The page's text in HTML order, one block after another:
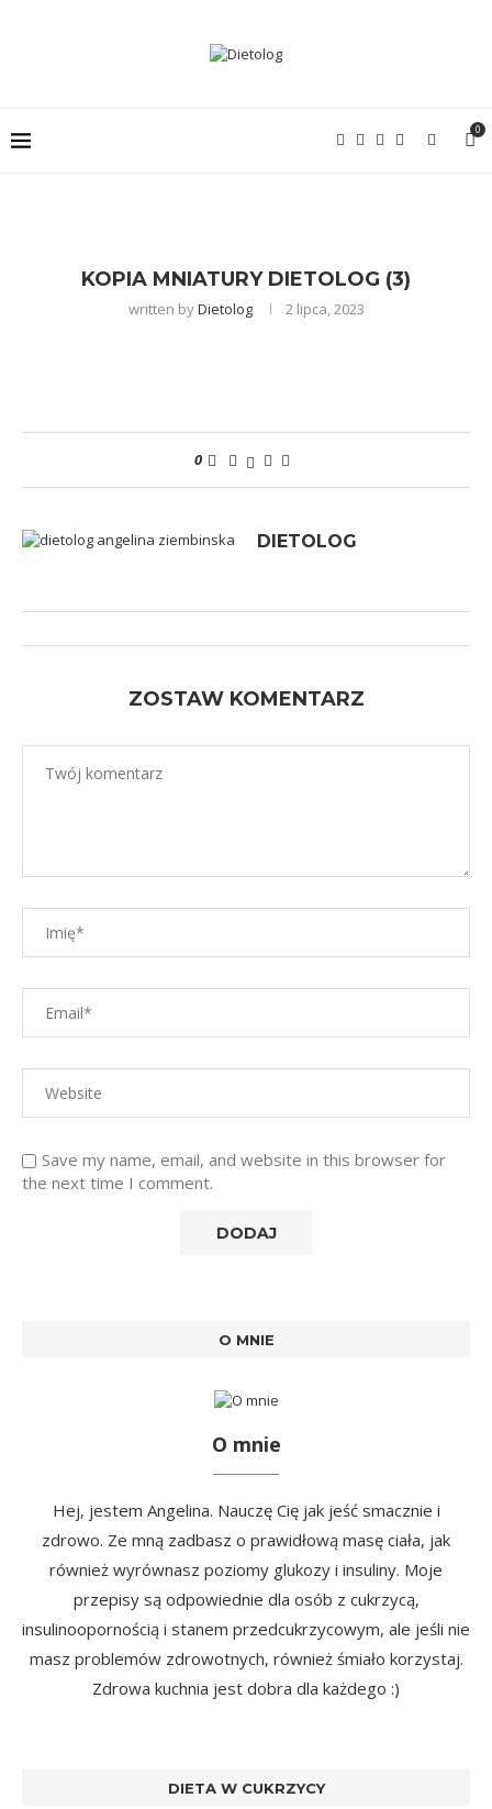
0
KOPIA MNIATURY DIETOLOG (3)
written byDietolog 2 lipca, 2023
0
DIETOLOG
ZOSTAW KOMENTARZ
Save my name, email, and website in this browser for
the next time I comment.
O MNIE
O mnie
Hej, jestem Angelina. Nauczę Cię jak jeść smacznie i
zdrowo. Ze mną zadbasz o prawidłową masę ciała, jak
również wyrównasz poziomy glukozy i insuliny. Moje
przepisy są odpowiednie dla osób z cukrzycą,
insulinoopornością i stanem przedcukrzycowym, ale jeśli nie
masz problemów zdrowotnych, również śmiało korzystaj.
Zdrowa kuchnia jest dobra dla każdego :)
DIETA W CUKRZYCY